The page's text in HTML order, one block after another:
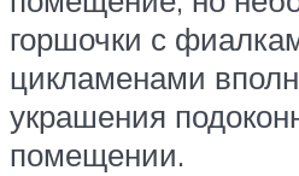
горшочки с
цикламенами
украшения
помещении.